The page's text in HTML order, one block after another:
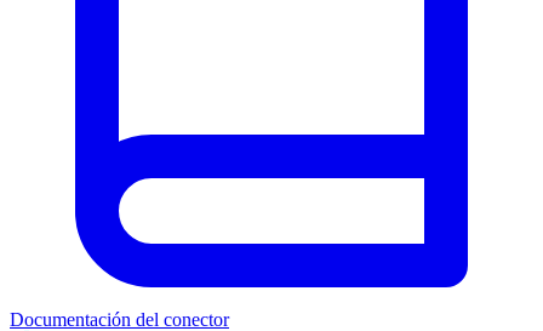
Documentación del conector